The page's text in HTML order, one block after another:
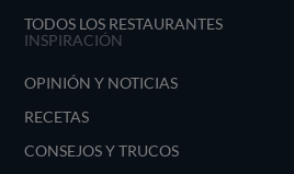
TODOS LOS RESTAURANTES
INSPIRACIÓN
OPINIÓN Y NOTICIAS
RECETAS
CONSEJOS Y TRUCOS